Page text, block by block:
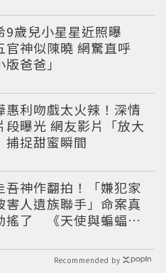
9歲兒小星星近照曝
官神似陳曉 網驚直呼
版爸爸」
惠利吻戲太火辣！深情
段曝光 網友影片「放大
捕捉甜蜜瞬間
吾神作翻拍！「嫌犯家
害人遺族聯手」命案真
搖了 《天使與蝙蝠》
Recommended by